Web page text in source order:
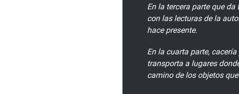
En la tercera parte que
con las lecturas de la
hace presente.
En la cuarta parte,
transporta a lugares
camino de los objetos